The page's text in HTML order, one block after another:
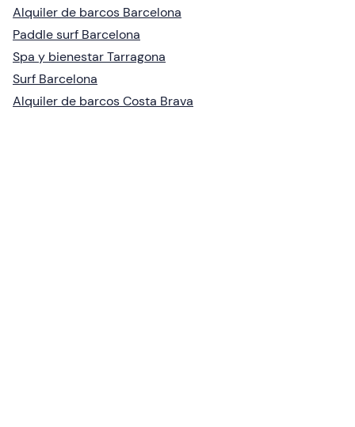
Alquiler de barcos Barcelona
Paddle surf Barcelona
Spa y bienestar Tarragona
Surf Barcelona
Alquiler de barcos Costa Brava